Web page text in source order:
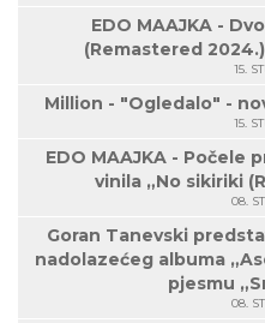
EDO MAAJKA -
(Remastered
15.
Million - "Ogledalo" -
15.
EDO MAAJKA -
vinila „No sikiriki
08.
Goran Tanevski
nadolazećeg albuma
pjesmu
08.